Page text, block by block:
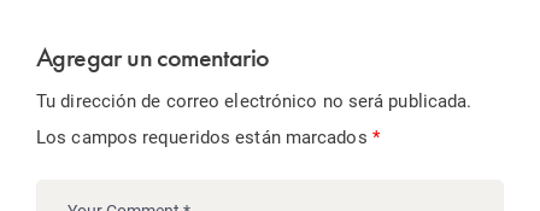
Agregar un comentario
Tu dirección de correo electrónico no será publicada.
Los campos requeridos están marcados *